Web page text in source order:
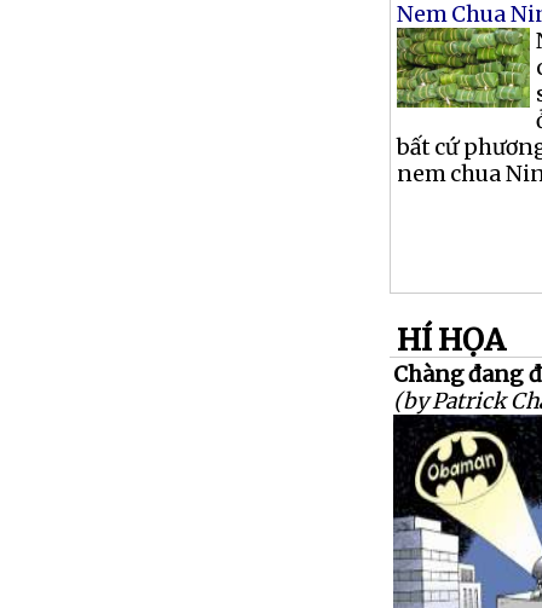
Nem Chua
bất cứ
nem chua
HÍ HỌA
Chàng đang
(by Patrick